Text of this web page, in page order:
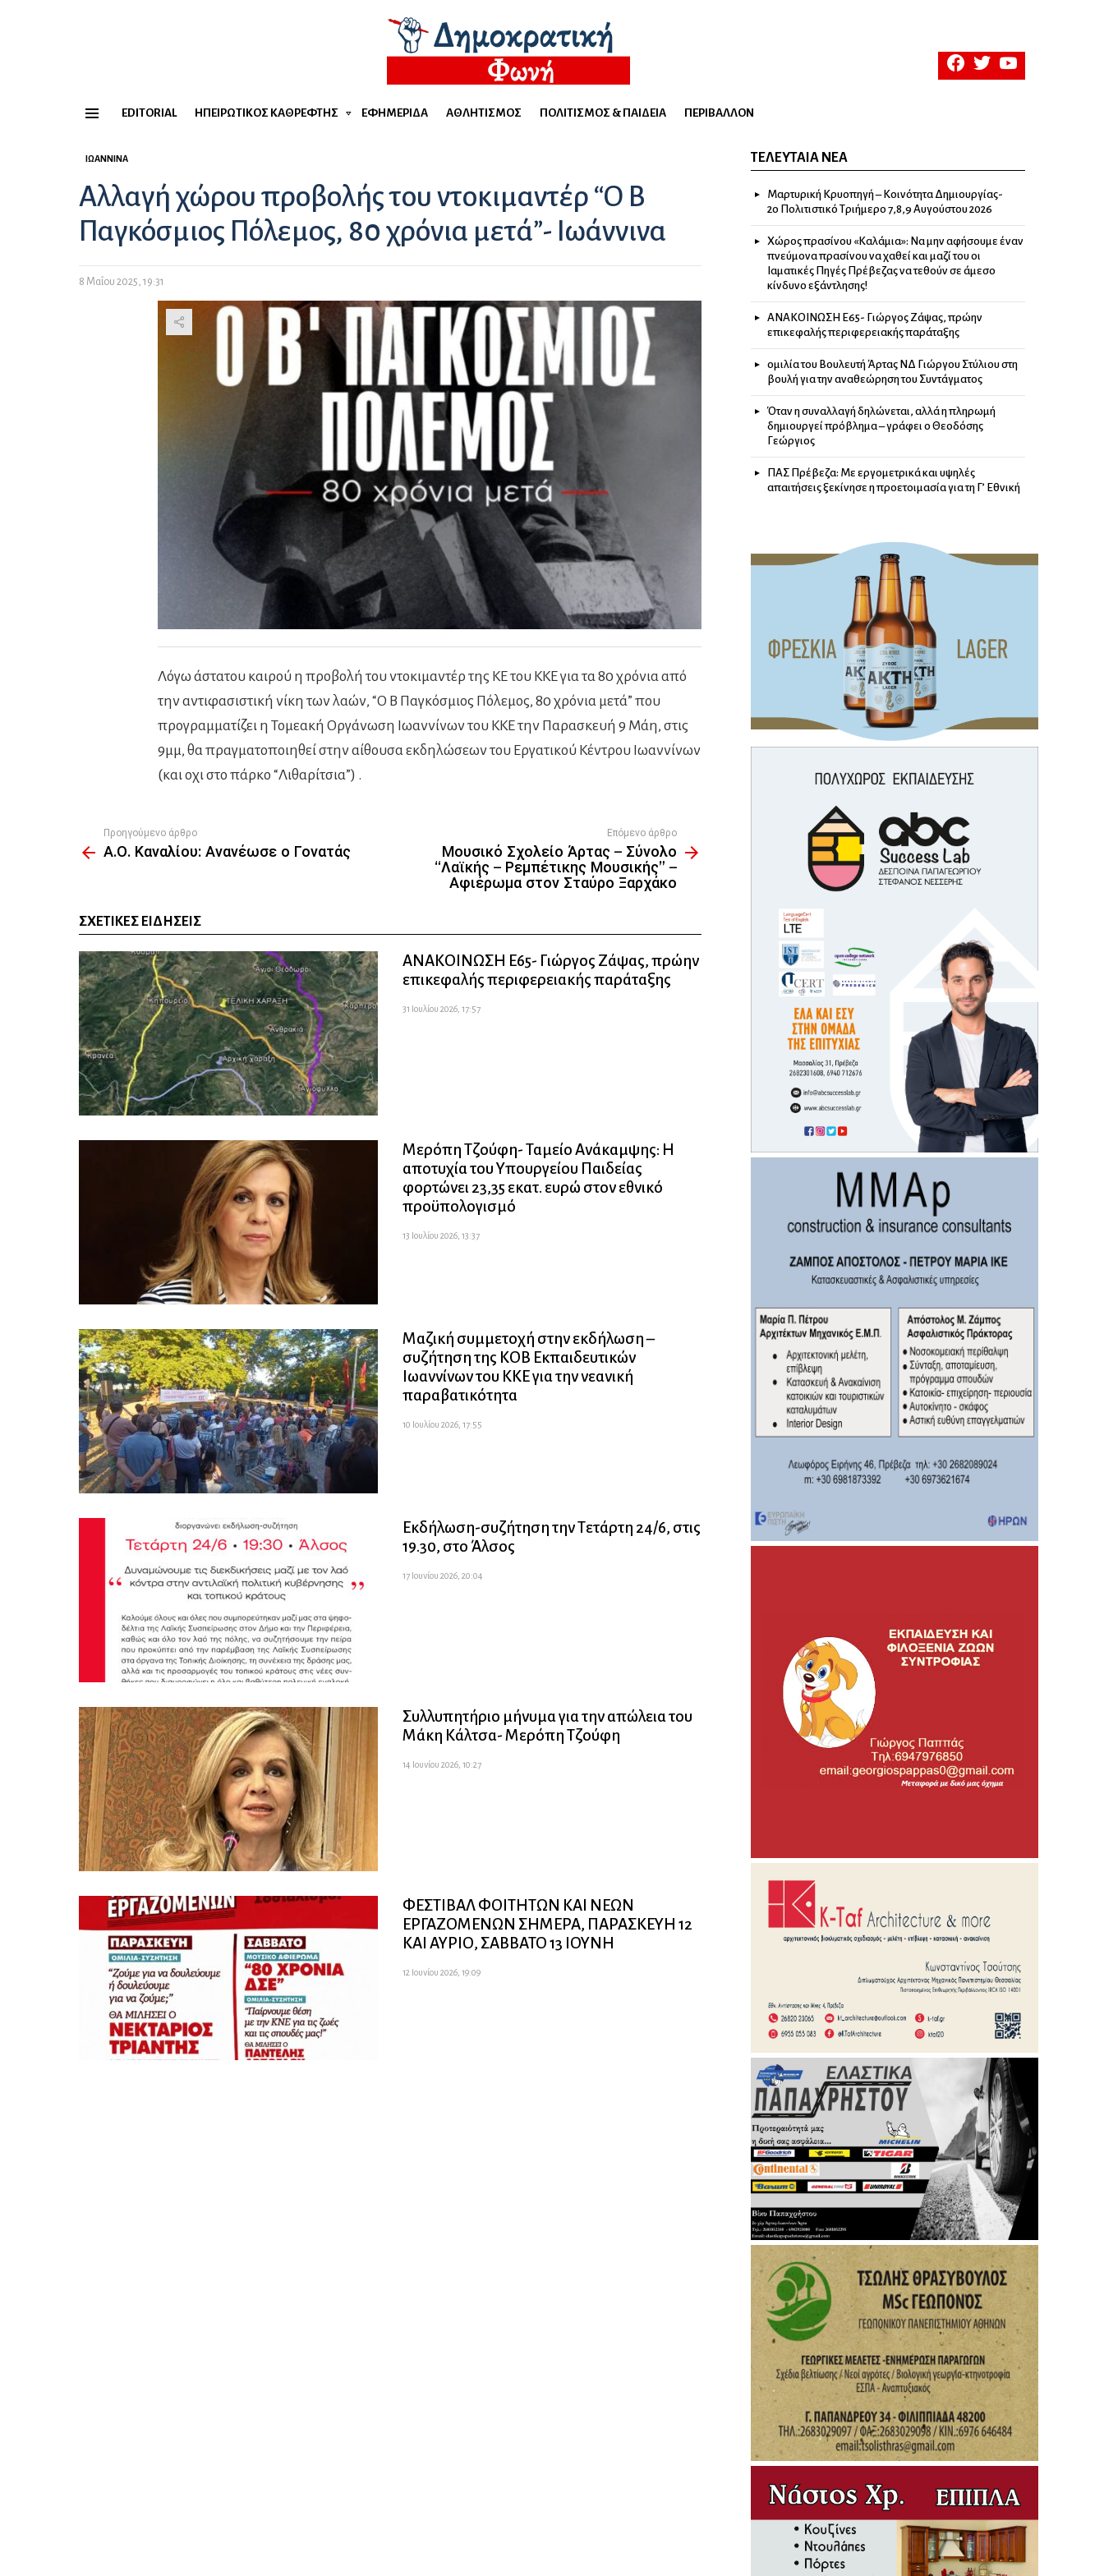
facebooktwitteryoutube
EDITORIAL ΗΠΕΙΡΏΤΙΚΟΣ ΚΑΘΡΈΦΤΗΣ ΕΦΗΜΕΡΊΔΑ ΑΘΛΗΤΙΣΜΌΣ ΠΟΛΙΤΙΣΜΌΣ & ΠΑΙΔΕΊΑ ΠΕΡΙΒΆΛΛΟΝ
ΙΩΆΝΝΙΝΑ
Αλλαγή χώρου προβολής του ντοκιμαντέρ “Ο Β
Παγκόσμιος Πόλεμος, 80 χρόνια μετά”- Ιωάννινα
8 Μαΐου 2025, 19:31
Λόγω άστατου καιρού η προβολή του ντοκιμαντέρ της ΚΕ του ΚΚΕ για τα 80 χρόνια από
την αντιφασιστική νίκη των λαών, “Ο Β Παγκόσμιος Πόλεμος, 80 χρόνια μετά” που
προγραμματίζει η Τομεακή Οργάνωση Ιωαννίνων του ΚΚΕ την Παρασκευή 9 Μάη, στις
9μμ, θα πραγματοποιηθεί στην αίθουσα εκδηλώσεων του Εργατικού Κέντρου Ιωαννίνων
(και οχι στο πάρκο “Λιθαρίτσια”) .
more
Προηγούμενο άρθρο
Α.Ο. Καναλίου: Ανανέωσε ο Γονατάς
Επόμενο άρθρο
Μουσικό Σχολείο Άρτας – Σύνολο
“Λαϊκής – Ρεμπέτικης Μουσικής” –
Αφιέρωμα στον Σταύρο Ξαρχάκο
ΣΧΕΤΙΚΈΣ ΕΙΔΉΣΕΙΣ
ΑΝΑΚΟΙΝΩΣΗ Ε65- Γιώργος Ζάψας, πρώην
επικεφαλής περιφερειακής παράταξης
31 Ιουλίου 2026, 17:57
Μερόπη Τζούφη- Ταμείο Ανάκαμψης: Η
αποτυχία του Υπουργείου Παιδείας
φορτώνει 23,35 εκατ. ευρώ στον εθνικό
προϋπολογισμό
13 Ιουλίου 2026, 13:37
Μαζική συμμετοχή στην εκδήλωση –
συζήτηση της ΚΟΒ Εκπαιδευτικών
Ιωαννίνων του ΚΚΕ για την νεανική
παραβατικότητα
10 Ιουλίου 2026, 17:55
Εκδήλωση-συζήτηση την Τετάρτη 24/6, στις
19.30, στο Άλσος
17 Ιουνίου 2026, 20:04
Συλλυπητήριο μήνυμα για την απώλεια του
Μάκη Κάλτσα- Μερόπη Τζούφη
14 Ιουνίου 2026, 10:27
ΦΕΣΤΙΒΑΛ ΦΟΙΤΗΤΩΝ ΚΑΙ ΝΕΩΝ
ΕΡΓΑΖΟΜΕΝΩΝ ΣΗΜΕΡΑ, ΠΑΡΑΣΚΕΥΗ 12
ΚΑΙ ΑΥΡΙΟ, ΣΑΒΒΑΤΟ 13 ΙΟΥΝΗ
12 Ιουνίου 2026, 19:09
ΤΕΛΕΥΤΑΊΑ ΝΈΑ
Μαρτυρική Κρυοπηγή – Κοινότητα Δημιουργίας-
2ο Πολιτιστικό Τριήμερο 7,8,9 Αυγούστου 2026
Χώρος πρασίνου «Καλάμια»: Να μην αφήσουμε έναν
πνεύμονα πρασίνου να χαθεί και μαζί του οι
Ιαματικές Πηγές Πρέβεζας να τεθούν σε άμεσο
κίνδυνο εξάντλησης!
ΑΝΑΚΟΙΝΩΣΗ Ε65- Γιώργος Ζάψας, πρώην
επικεφαλής περιφερειακής παράταξης
ομιλία του Βουλευτή Άρτας ΝΔ Γιώργου Στύλιου στη
βουλή για την αναθεώρηση του Συντάγματος
Όταν η συναλλαγή δηλώνεται, αλλά η πληρωμή
δημιουργεί πρόβλημα – γράφει ο Θεοδόσης
Γεώργιος
ΠΑΣ Πρέβεζα: Με εργομετρικά και υψηλές
απαιτήσεις ξεκίνησε η προετοιμασία για τη Γ’ Εθνική